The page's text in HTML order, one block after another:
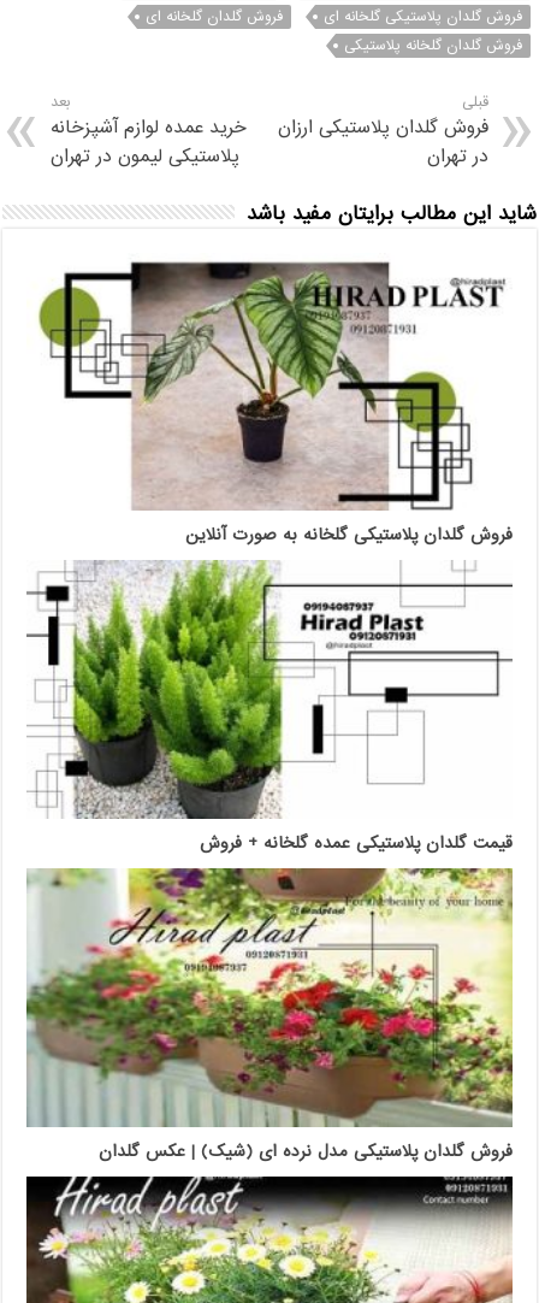
فروش گلدان پلاستیکی گلخانه ای
فروش گلدان گلخانه ای
فروش گلدان گلخانه پلاستیکی
قبلی
فروش گلدان پلاستیکی ارزان
در تهران
بعد
خرید عمده لوازم آشپزخانه
پلاستیکی لیمون در تهران
شاید این مطالب برایتان مفید باشد
فروش گلدان پلاستیکی گلخانه به صورت آنلاین
قیمت گلدان پلاستیکی عمده گلخانه + فروش
فروش گلدان پلاستیکی مدل نرده ای (شیک) | عکس گلدان